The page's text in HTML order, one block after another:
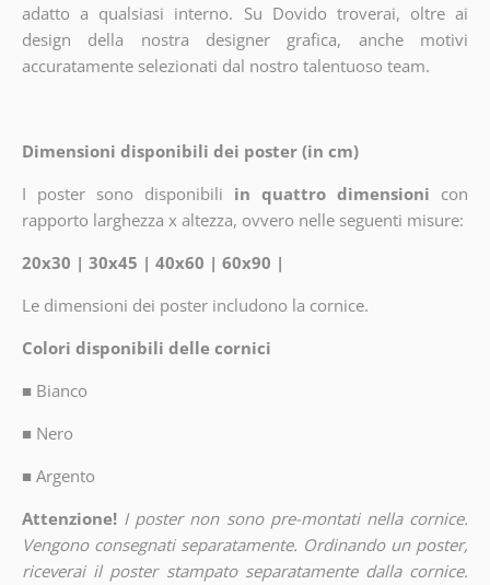
adatto a qualsiasi interno. Su Dovido troverai, oltre ai
design della nostra designer grafica, anche motivi
accuratamente selezionati dal nostro talentuoso team.
Dimensioni disponibili dei poster (in cm)
I poster sono disponibili in quattro dimensioni con
rapporto larghezza x altezza, ovvero nelle seguenti misure:
20x30 | 30x45 | 40x60 | 60x90 |
Le dimensioni dei poster includono la cornice.
Colori disponibili delle cornici
■ Bianco
■ Nero
■ Argento
Attenzione! I poster non sono pre-montati nella cornice.
Vengono consegnati separatamente. Ordinando un poster,
riceverai il poster stampato separatamente dalla cornice.